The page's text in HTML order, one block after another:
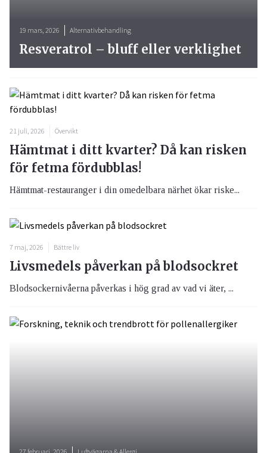
21 juli, 2026 Övervikt
Hämtmat i ditt kvarter? Då kan risken
för fetma fördubblas!
Hämtmat-restauranger i din omedelbara närhet ökar riske...
7 maj, 2026 Bättre liv
Livsmedels påverkan på blodsockret
Blodsockernivåerna påverkas i hög grad av vad vi äter, ...
19 mars, 2026 Alternativbehandling
Resveratrol – bluff eller verklighet